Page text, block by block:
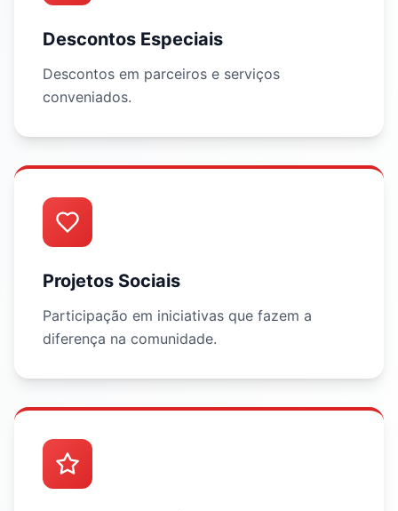
Descontos Especiais
Descontos em parceiros e serviços
conveniados.
Projetos Sociais
Participação em iniciativas que fazem a
diferença na comunidade.